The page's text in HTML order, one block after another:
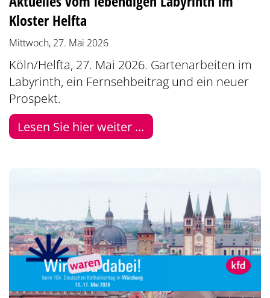
Kloster Helfta
Mittwoch, 27. Mai 2026
Köln/Helfta, 27. Mai 2026. Gartenarbeiten im
Labyrinth, ein Fernsehbeitrag und ein neuer
Prospekt.
Lesen Sie hier weiter ...